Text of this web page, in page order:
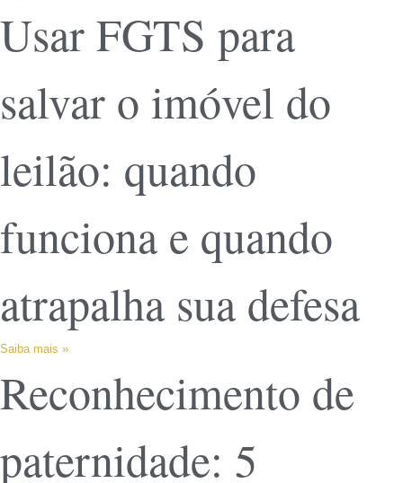
Usar FGTS para
salvar o imóvel do
leilão: quando
funciona e quando
atrapalha sua defesa
Saiba mais »
Reconhecimento de
paternidade: 5